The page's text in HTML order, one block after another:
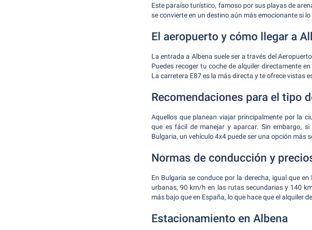
Este paraíso turístico, famoso por sus playas de
se convierte en un destino aún más emocionante si
El aeropuerto y cómo llegar a
La entrada a Albena suele ser a través del
Puedes recoger tu coche de alquiler directamente
La carretera E87 es la más directa y te ofrece vistas
Recomendaciones para el tipo
Aquellos que planean viajar principalmente por la
que es fácil de manejar y aparcar. Sin embargo,
Bulgaria, un vehículo 4x4 puede ser una opción más
Normas de conducción y
En Bulgaria se conduce por la derecha, igual que
urbanas, 90 km/h en las rutas secundarias y 140
más bajo que en España, lo que hace que el alquiler
Estacionamiento en Albena